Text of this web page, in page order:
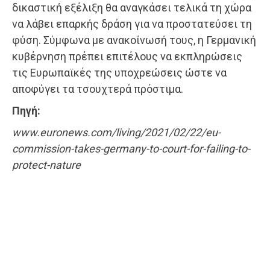
δικαστική εξέλιξη θα αναγκάσει τελικά τη χώρα
να λάβει επαρκής δράση για να προστατεύσει τη
φύση. Σύμφωνα με ανακοίνωσή τους, η Γερμανική
κυβέρνηση πρέπει επιτέλους να εκπληρώσεις
τις Ευρωπαϊκές της υποχρεώσεις ώστε να
αποφύγει τα τσουχτερά πρόστιμα.
Πηγή:
www.euronews.com/living/2021/02/22/eu-
commission-takes-germany-to-court-for-failing-to-
protect-nature